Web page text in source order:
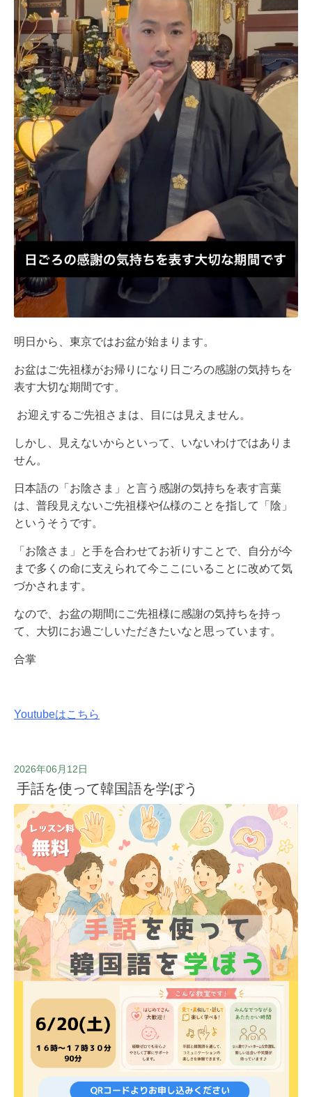
明日から、東京ではお盆が始まります。
お盆はご先祖様がお帰りになり日ごろの感謝の気持ちを
表す大切な期間です。
お迎えするご先祖さまは、目には見えません。
しかし、見えないからといって、いないわけではありま
せん。
日本語の「お陰さま」と言う感謝の気持ちを表す言葉
は、普段見えないご先祖様や仏様のことを指して「陰」
というそうです。
「お陰さま」と手を合わせてお祈りすことで、自分が今
まで多くの命に支えられて今ここにいることに改めて気
づかされます。
なので、お盆の期間にご先祖様に感謝の気持ちを持っ
て、大切にお過ごしいただきたいなと思っています。
合掌
Youtubeはこちら
2026年06月12日
手話を使って韓国語を学ぼう